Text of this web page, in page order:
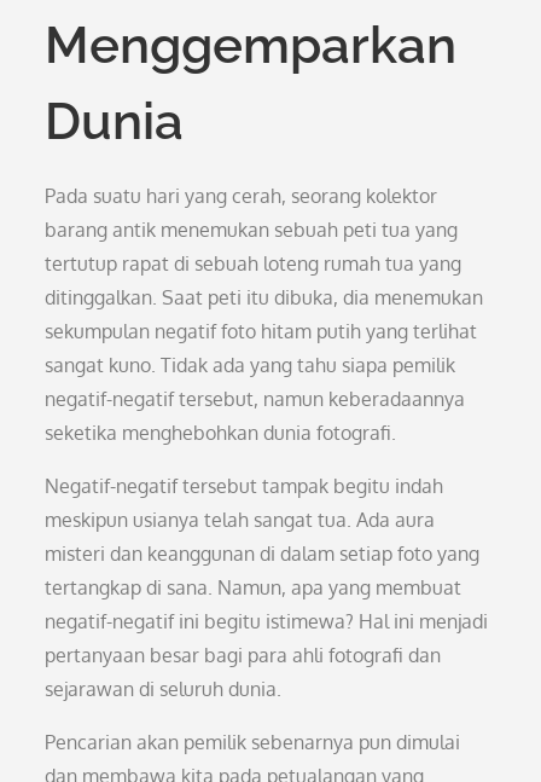
Menggemparkan
Dunia
Pada suatu hari yang cerah, seorang kolektor
barang antik menemukan sebuah peti tua yang
tertutup rapat di sebuah loteng rumah tua yang
ditinggalkan. Saat peti itu dibuka, dia menemukan
sekumpulan negatif foto hitam putih yang terlihat
sangat kuno. Tidak ada yang tahu siapa pemilik
negatif-negatif tersebut, namun keberadaannya
seketika menghebohkan dunia fotografi.
Negatif-negatif tersebut tampak begitu indah
meskipun usianya telah sangat tua. Ada aura
misteri dan keanggunan di dalam setiap foto yang
tertangkap di sana. Namun, apa yang membuat
negatif-negatif ini begitu istimewa? Hal ini menjadi
pertanyaan besar bagi para ahli fotografi dan
sejarawan di seluruh dunia.
Pencarian akan pemilik sebenarnya pun dimulai
dan membawa kita pada petualangan yang